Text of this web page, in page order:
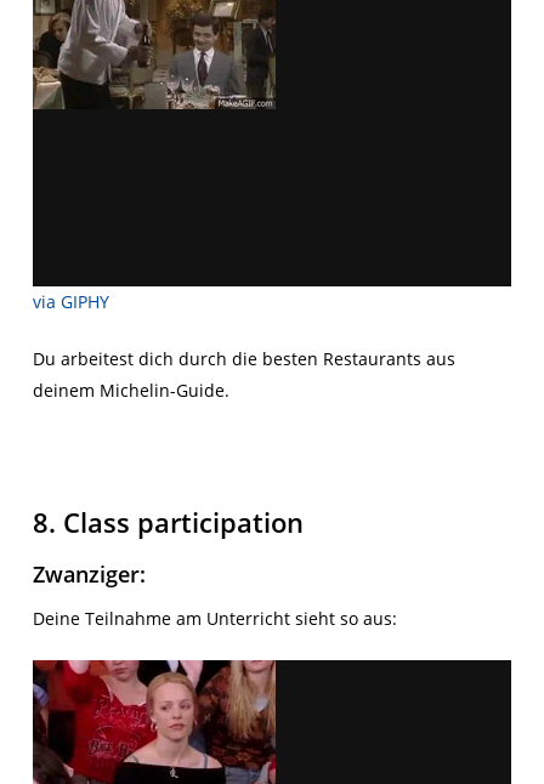
via GIPHY
Du arbeitest dich durch die besten Restaurants aus
deinem Michelin-Guide.
8. Class participation
Zwanziger:
Deine Teilnahme am Unterricht sieht so aus: